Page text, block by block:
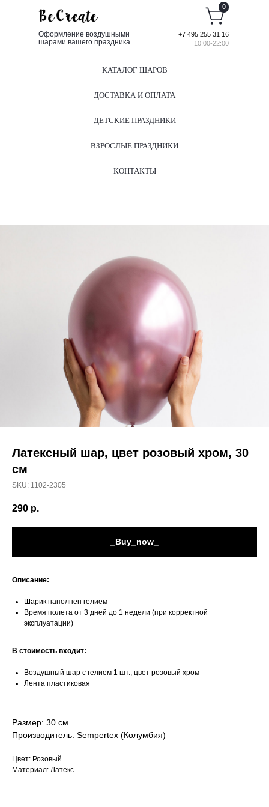
Оформление воздушными
шарами вашего праздника
+7 495 255 31 16
10:00-22:00
0
КАТАЛОГ ШАРОВ
ДОСТАВКА И ОПЛАТА
ДЕТСКИЕ ПРАЗДНИКИ
ВЗРОСЛЫЕ ПРАЗДНИКИ
КОНТАКТЫ
Латексный шар, цвет розовый хром, 30
см
SKU: 1102-2305
290 р.
_Buy_now_
Описание:
Шарик наполнен гелием
Время полета от 3 дней до 1 недели (при корректной
эксплуатации)
В стоимость входит:
Воздушный шар с гелием 1 шт., цвет розовый хром
Лента пластиковая
Размер: 30 см
Производитель: Sempertex (Колумбия)
Цвет: Розовый
Материал: Латекс